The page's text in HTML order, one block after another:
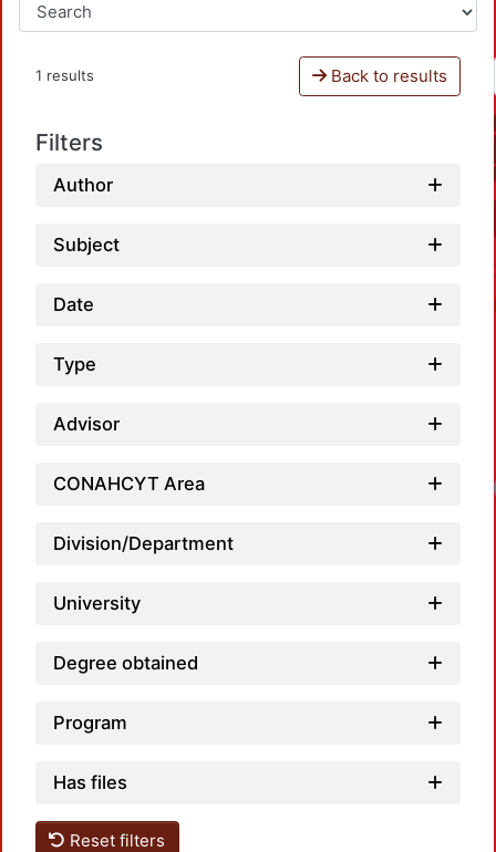
1 results Back to results
Filters
Author
Subject
Date
Type
Advisor
CONAHCYT Area
Division/Department
University
Degree obtained
Program
Has files
Reset filters